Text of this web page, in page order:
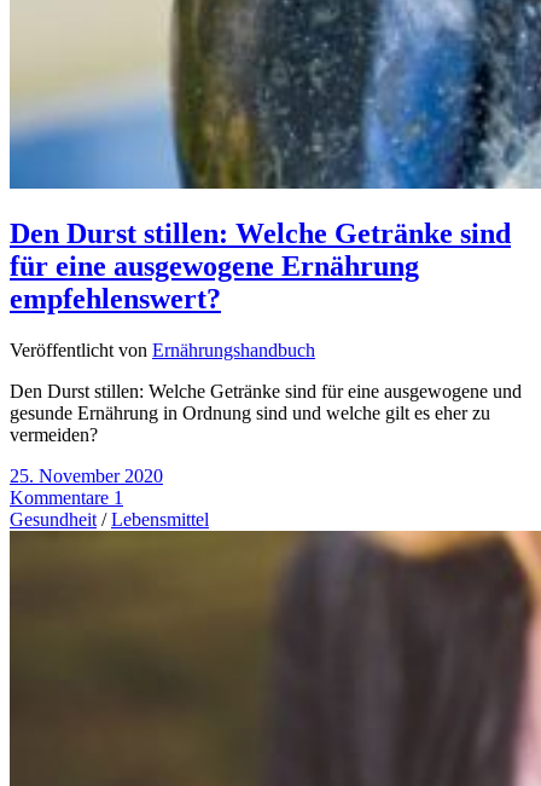
Den Durst stillen: Welche Getränke sind
für eine ausgewogene Ernährung
empfehlenswert?
Veröffentlicht von Ernährungshandbuch
Den Durst stillen: Welche Getränke sind für eine ausgewogene und
gesunde Ernährung in Ordnung sind und welche gilt es eher zu
vermeiden?
25. November 2020
Kommentare 1
Gesundheit /Lebensmittel